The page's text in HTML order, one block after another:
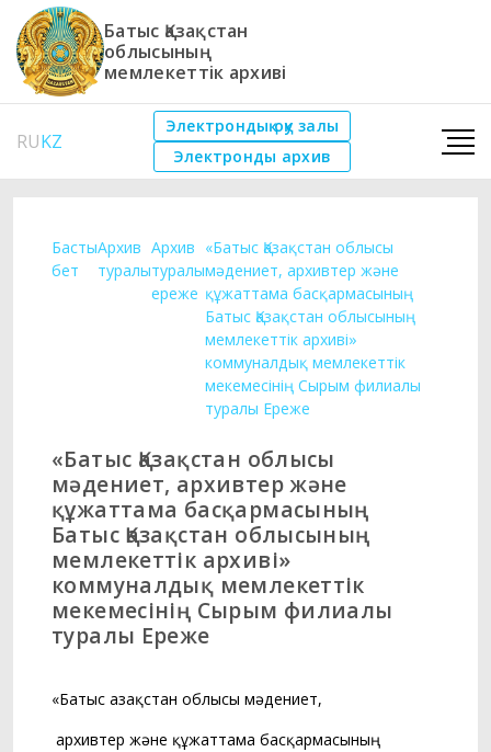
Батыс Қазақстан
облысының
мемлекеттік архиві
RUKZ
Электрондық оқу залы
Электронды архив
Басты
бет
Архив
туралы
Архив
туралы
ереже
«Батыс Қазақстан облысы
мәдениет, архивтер және
құжаттама басқармасының
Батыс Қазақстан облысының
мемлекеттік архиві»
коммуналдық мемлекеттік
мекемесінің Сырым филиалы
туралы Ереже
«Батыс Қазақстан облысы
мәдениет, архивтер және
құжаттама басқармасының
Батыс Қазақстан облысының
мемлекеттік архиві»
коммуналдық мемлекеттік
мекемесінің Сырым филиалы
туралы Ереже
«Батыс Қазақстан облысы мәдениет,
архивтер және құжаттама басқармасының